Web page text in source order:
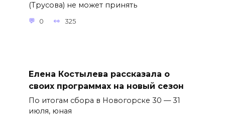
(Трусова) не может принять
0 325
Елена Костылева рассказала о
своих программах на новый сезон
По итогам сбора в Новогорске 30 — 31
июля, юная